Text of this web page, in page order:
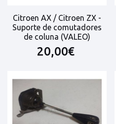
Citroen AX / Citroen ZX -
Suporte de comutadores
de coluna (VALEO)
20,00€